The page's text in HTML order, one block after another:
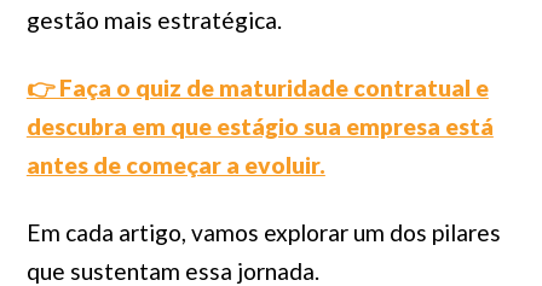
gestão mais estratégica.
👉 Faça o quiz de maturidade contratual e
descubra em que estágio sua empresa está
antes de começar a evoluir.
Em cada artigo, vamos explorar um dos pilares
que sustentam essa jornada.